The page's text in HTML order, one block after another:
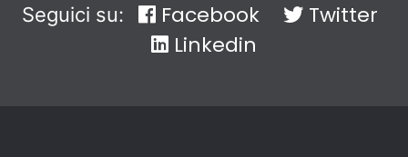
Seguici su: Facebook
Twitter
Linkedin